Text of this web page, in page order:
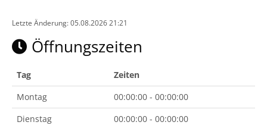
Letzte Änderung: 05.08.2026 21:21
Öffnungszeiten
Tag
Zeiten
Montag
00:00:00 - 00:00:00
Dienstag
00:00:00 - 00:00:00